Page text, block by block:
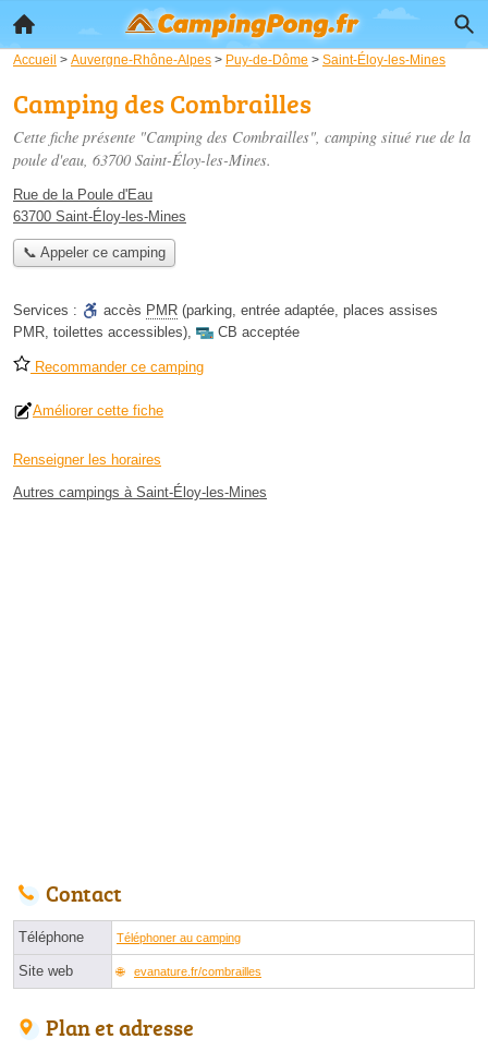
Accueil > Auvergne-Rhône-Alpes > Puy-de-Dôme > Saint-Éloy-les-Mines
Camping des Combrailles
Cette fiche présente "Camping des Combrailles", camping situé rue de la
poule d'eau, 63700 Saint-Éloy-les-Mines.
Rue de la Poule d'Eau
63700 Saint-Éloy-les-Mines
📞 Appeler ce camping
Services : accès PMR (parking, entrée adaptée, places assises
PMR, toilettes accessibles), CB acceptée
Recommander ce camping
Améliorer cette fiche
Renseigner les horaires
Autres campings à Saint-Éloy-les-Mines
Contact
Téléphone Téléphoner au camping
Site web evanature.fr/combrailles
Plan et adresse